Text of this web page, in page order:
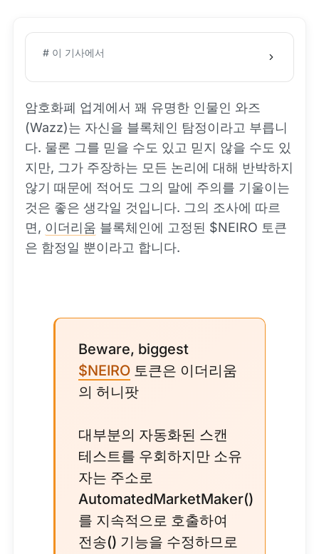
# 이 기사에서
암호화폐 업계에서 꽤 유명한 인물인 와즈
(Wazz)는 자신을 블록체인 탐정이라고 부릅니
다. 물론 그를 믿을 수도 있고 믿지 않을 수도 있
지만, 그가 주장하는 모든 논리에 대해 반박하지
않기 때문에 적어도 그의 말에 주의를 기울이는
것은 좋은 생각일 것입니다. 그의 조사에 따르
면, 이더리움 블록체인에 고정된 $NEIRO 토큰
은 함정일 뿐이라고 합니다.
Beware, biggest
$NEIRO 토큰은 이더리움
의 허니팟
대부분의 자동화된 스캔
테스트를 우회하지만 소유
자는 주소로
AutomatedMarketMaker()
를 지속적으로 호출하여
전송() 기능을 수정하므로